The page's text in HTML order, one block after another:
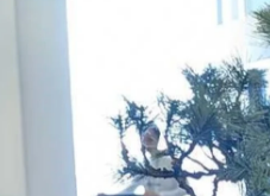
株式会社ファイブニーズ / Business (Finance, HR etc.)